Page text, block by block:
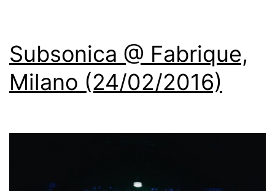
Subsonica @ Fabrique,
Milano (24/02/2016)